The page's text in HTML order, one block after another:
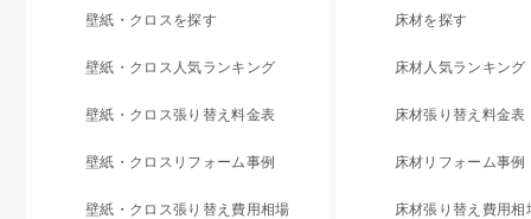
壁紙・クロスを探す
壁紙・クロス人気ランキング
壁紙・クロス張り替え料金表
壁紙・クロスリフォーム事例
壁紙・クロス張り替え費用相場
床材を探す
床材人気ランキング
床材張り替え料金表
床材リフォーム事例
床材張り替え費用相